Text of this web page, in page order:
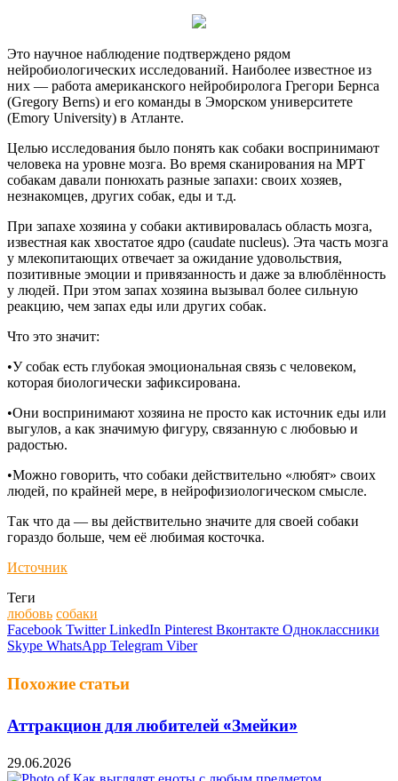
Это научное наблюдение подтверждено рядом
нейробиологических исследований. Наиболее известное из
них — работа американского нейробиролога Грегори Бернса
(Gregory Berns) и его команды в Эморском университете
(Emory University) в Атланте.
Целью исследования было понять как собаки воспринимают
человека на уровне мозга. Во время сканирования на МРТ
собакам давали понюхать разные запахи: своих хозяев,
незнакомцев, других собак, еды и т.д.
При запахе хозяина у собаки активировалась область мозга,
известная как хвостатое ядро (caudate nucleus). Эта часть мозга
у млекопитающих отвечает за ожидание удовольствия,
позитивные эмоции и привязанность и даже за влюблённость
у людей. При этом запах хозяина вызывал более сильную
реакцию, чем запах еды или других собак.
Что это значит:
•У собак есть глубокая эмоциональная связь с человеком,
которая биологически зафиксирована.
•Они воспринимают хозяина не просто как источник еды или
выгулов, а как значимую фигуру, связанную с любовью и
радостью.
•Можно говорить, что собаки действительно «любят» своих
людей, по крайней мере, в нейрофизиологическом смысле.
Так что да — вы действительно значите для своей собаки
гораздо больше, чем её любимая косточка.
Источник
Теги
любовь собаки
Facebook Twitter LinkedIn Pinterest Вконтакте Одноклассники
Skype WhatsApp Telegram Viber
Похожие статьи
Аттракцион для любителей «Змейки»
29.06.2026